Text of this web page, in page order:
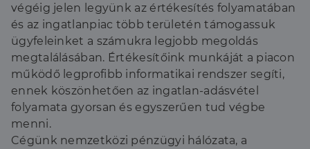
végéig jelen legyünk az értékesítés folyamatában
és az ingatlanpiac több területén támogassuk
ügyfeleinket a számukra legjobb megoldás
megtalálásában. Értékesítőink munkáját a piacon
működő legprofibb informatikai rendszer segíti,
ennek köszönhetően az ingatlan-adásvétel
folyamata gyorsan és egyszerűen tud végbe
menni.
Cégünk nemzetközi pénzügyi hálózata, a